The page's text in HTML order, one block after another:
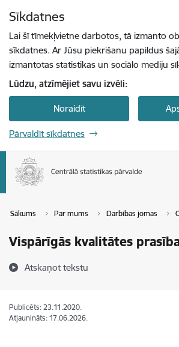
Sīkdatnes
Lai šī tīmekļvietne darbotos, tā izmanto
sīkdatnes. Ar Jūsu piekrišanu papildus
izmantotas statistikas un sociālo mediju
Lūdzu, atzīmējiet savu izvēli:
Noraidīt
Pārvaldīt sīkdatnes
Sākums Par mums Darbības jomas
Vispārīgās kvalitātes
Atskaņot tekstu
Publicēts: 23.11.2020.
Atjaunināts: 17.06.2026.